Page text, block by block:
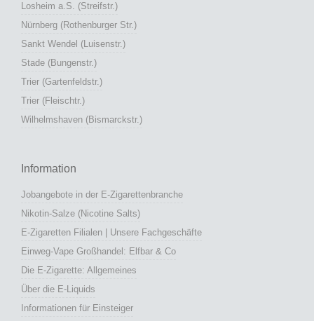
Losheim a.S. (Streifstr.)
Nürnberg (Rothenburger Str.)
Sankt Wendel (Luisenstr.)
Stade (Bungenstr.)
Trier (Gartenfeldstr.)
Trier (Fleischtr.)
Wilhelmshaven (Bismarckstr.)
Information
Jobangebote in der E-Zigarettenbranche
Nikotin-Salze (Nicotine Salts)
E-Zigaretten Filialen | Unsere Fachgeschäfte
Einweg-Vape Großhandel: Elfbar & Co
Die E-Zigarette: Allgemeines
Über die E-Liquids
Informationen für Einsteiger